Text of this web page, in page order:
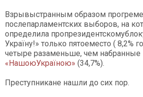
Взрывыстранным образом
послепарламентских выборов, на
определила
Україну!» только пятоеместо ( 8,2%
четыре разаменьше, чем набранные
«НашоюУкраїною» (34,7%).
Преступникане нашли до сих пор.